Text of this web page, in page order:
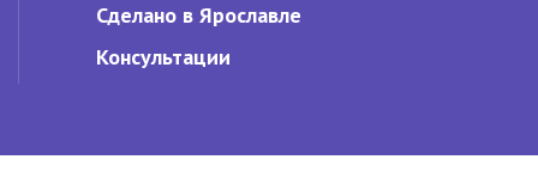
Сделано в Ярославле
Консультации